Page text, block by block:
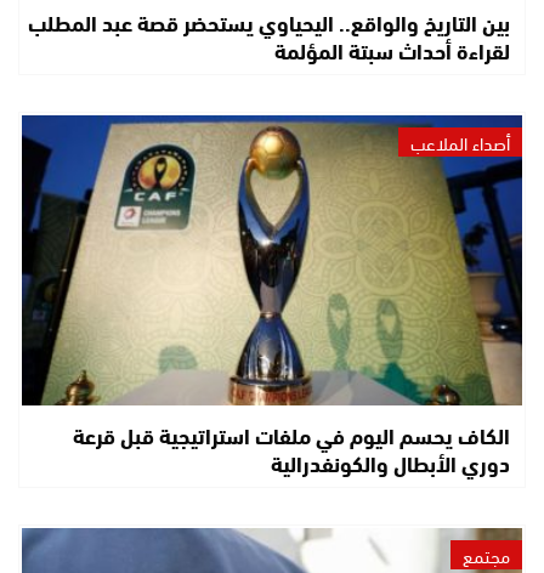
بين التاريخ والواقع.. اليحياوي يستحضر قصة عبد المطلب
لقراءة أحداث سبتة المؤلمة
أصداء الملاعب
الكاف يحسم اليوم في ملفات استراتيجية قبل قرعة
دوري الأبطال والكونفدرالية
مجتمع